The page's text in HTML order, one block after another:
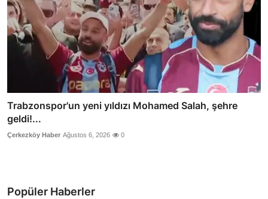
Trabzonspor'un yeni yıldızı Mohamed Salah, şehre
geldi!...
Çerkezköy Haber Ağustos 6, 2026 0
Popüler Haberler